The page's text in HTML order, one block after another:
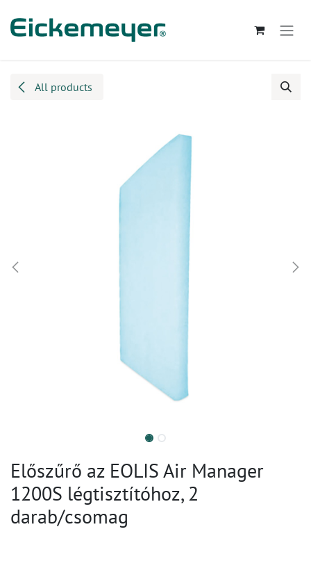
All products
Előszűrő az EOLIS Air Manager
1200S légtisztítóhoz, 2
darab/csomag